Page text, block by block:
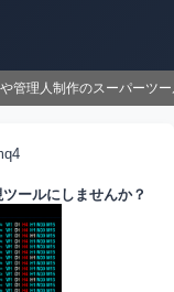
管理人制作のスーパーツ
ールにしませんか？